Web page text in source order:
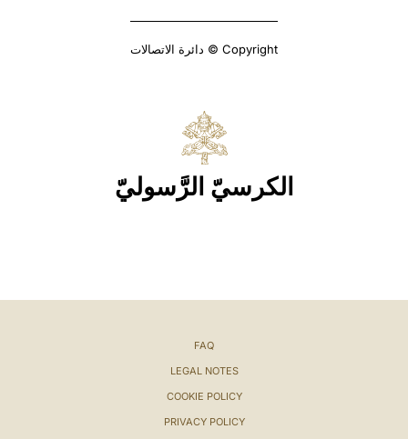
Copyright © دائرة الاتصالات
الكرسيّ الرَّسوليّ
FAQ
LEGAL NOTES
COOKIE POLICY
PRIVACY POLICY